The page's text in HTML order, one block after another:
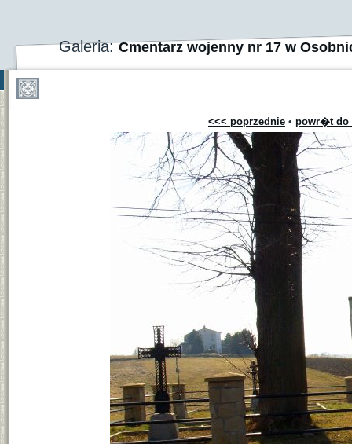
Galeria:Cmentarz wojenny nr 17 w
<<< poprzednie • powr�t do